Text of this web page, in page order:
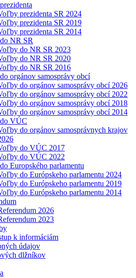
prezidenta SR 2024
prezidenta SR 2019
prezidenta SR 2014
NR SR
do NR SR 2023
do NR SR 2020
do NR SR 2016
orgánov samosprávy obcí
do orgánov samosprávy obcí 2026
do orgánov samosprávy obcí 2022
do orgánov samosprávy obcí 2018
do orgánov samosprávy obcí 2014
VÚC
do orgánov samosprávnych krajov
do VÚC 2017
do VÚC 2022
Europského parlamentu
do Európskeho parlamentu 2024
do Európskeho parlamentu 2019
do Európskeho parlamentu 2014
2026
2023
k informáciám
údajov
dlžníkov